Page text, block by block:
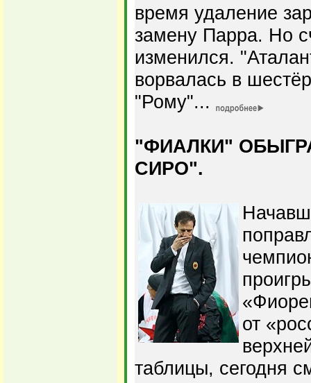
время удаление
замену Парра. Но
изменился.
ворвалась в
"Рому"...
"ФИАЛКИ"
СИРО".
от
таблицы, сегодня